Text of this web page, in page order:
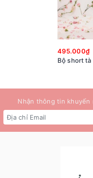
495.000₫
Bộ short tà
Nhận thông tin khuyến